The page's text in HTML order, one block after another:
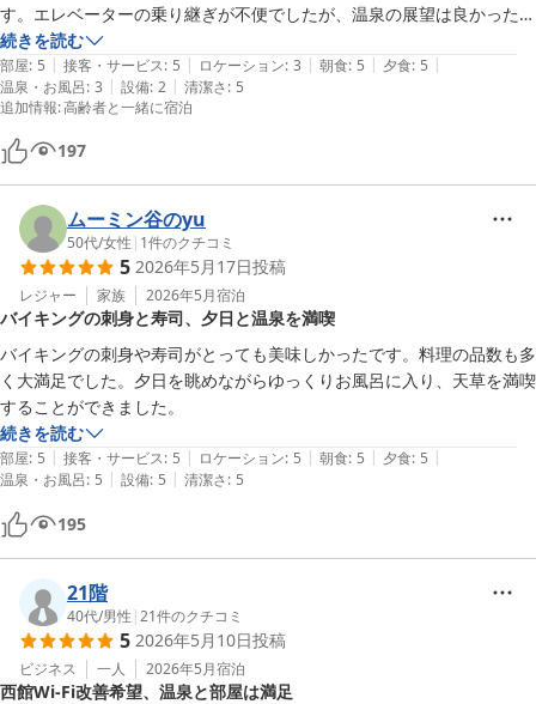
す。エレベーターの乗り継ぎが不便でしたが、温泉の展望は良かったで
す。
続きを読む
部屋: 5 | 接客・サービス: 5 | ロケーション: 3 | 朝食: 5 | 夕食: 5 |
温泉・お風呂: 3 | 設備: 2 | 清潔さ: 5
追加情報:高齢者と一緒に宿泊
197
ムーミン谷のyu
50代/女性 | 1件のクチコミ
5 2026年5月17日投稿
レジャー 家族 2026年5月宿泊
バイキングの刺身と寿司、夕日と温泉を満喫
バイキングの刺身や寿司がとっても美味しかったです。料理の品数も多
く大満足でした。夕日を眺めながらゆっくりお風呂に入り、天草を満喫
することができました。
続きを読む
部屋: 5 | 接客・サービス: 5 | ロケーション: 5 | 朝食: 5 | 夕食: 5 |
温泉・お風呂: 5 | 設備: 5 | 清潔さ: 5
195
21階
40代/男性 |21件のクチコミ
5 2026年5月10日投稿
ビジネス 一人 2026年5月宿泊
西館Wi-Fi改善希望、温泉と部屋は満足